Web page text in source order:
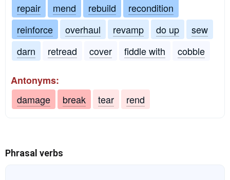
repair
mend rebuild
recondition
reinforce
overhaul revamp do up
sew
darn
retread cover fiddle with cobble
Antonyms:
damage
break tear rend
Phrasal verbs